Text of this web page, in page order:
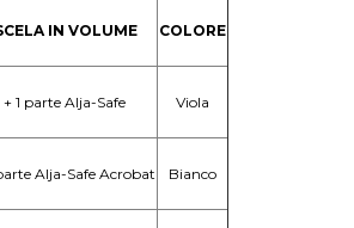
IN VOLUME COLORE
1 parte Alja-Safe Viola
Alja-Safe Acrobat Bianco